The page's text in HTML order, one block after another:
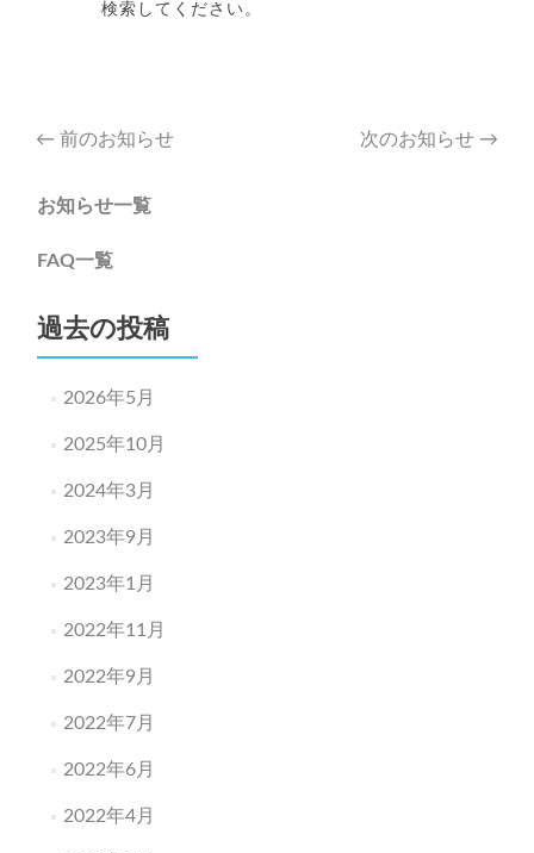
検索してください。
Post
navigation
← 前のお知らせ 次のお知らせ →
お知らせ一覧
FAQ一覧
過去の投稿
2026年5月
2025年10月
2024年3月
2023年9月
2023年1月
2022年11月
2022年9月
2022年7月
2022年6月
2022年4月